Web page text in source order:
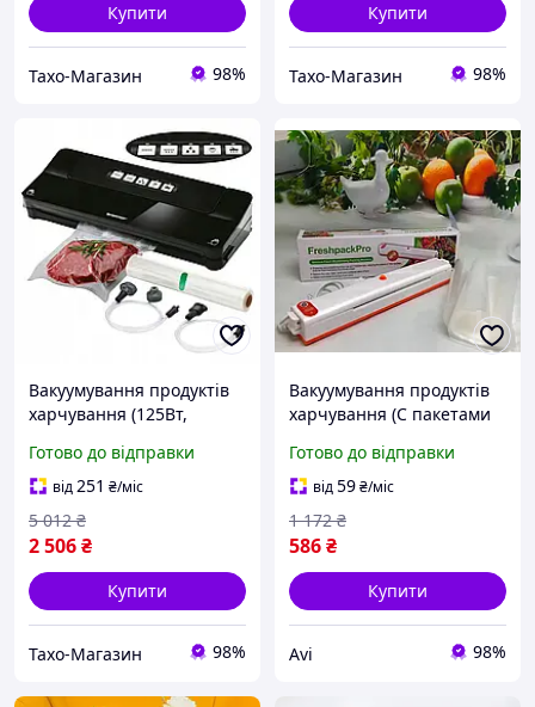
Купити
Тахо-Магазин 98%
Купити
Тахо-Магазин 98%
Вакуумування продуктів
харчування (125Вт,
Німеччина), Електричний
вакууматор, THO
Готово до відправки
від251 ₴/міс
2 506₴
5 012 ₴
Купити
Тахо-Магазин 98%
Вакуумування продуктів
харчування (С пакетами
сиру та м'яса, AVI
Готово до відправки
від59₴/міс
586₴
1 172 ₴
Купити
Avi 98%